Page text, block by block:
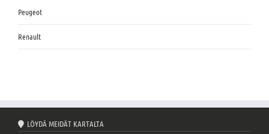
Peugeot
Renault
LÖYDÄ MEIDÄT KARTALTA